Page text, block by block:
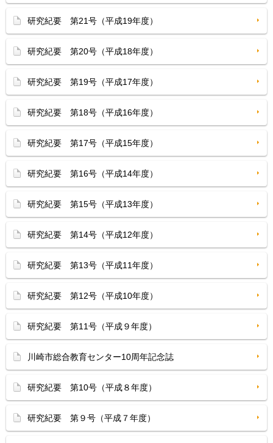
研究紀要 第21号（平成19年度）
研究紀要 第20号（平成18年度）
研究紀要 第19号（平成17年度）
研究紀要 第18号（平成16年度）
研究紀要 第17号（平成15年度）
研究紀要 第16号（平成14年度）
研究紀要 第15号（平成13年度）
研究紀要 第14号（平成12年度）
研究紀要 第13号（平成11年度）
研究紀要 第12号（平成10年度）
研究紀要 第11号（平成９年度）
川崎市総合教育センター10周年記念誌
研究紀要 第10号（平成８年度）
研究紀要 第９号（平成７年度）